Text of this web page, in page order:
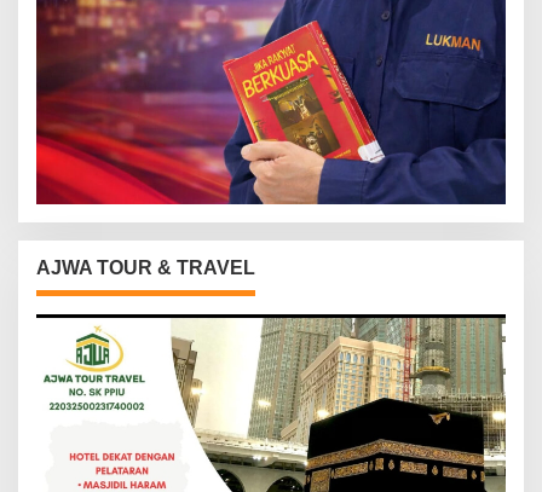
AJWA TOUR & TRAVEL